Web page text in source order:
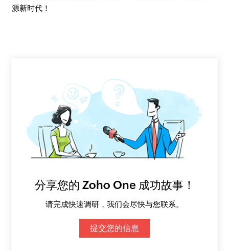
源新时代！
分享您的 Zoho One 成功故事！
请完成快速调研，我们会尽快与您联系。
提交您的信息